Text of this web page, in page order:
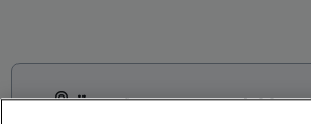
Ähnliche Immobilien